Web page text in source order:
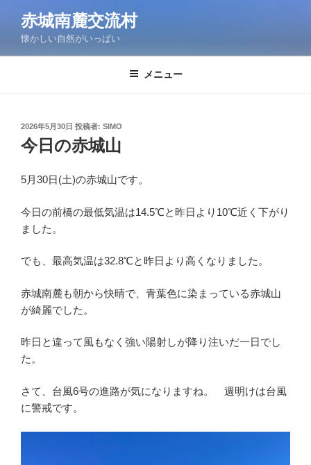
ン
赤城南麓交流村
懐かしい自然がいっぱい
メニュー
投
稿
日:
2026年5月30日 投稿者: SIMO
今日の赤城山
5月30日(土)の赤城山です。
今日の前橋の最低気温は14.5℃と昨日より10℃近く下がり
ました。
でも、最高気温は32.8℃と昨日より高くなりました。
赤城南麓も朝から快晴で、青葉色に染まっている赤城山
が綺麗でした。
昨日と違って風もなく強い陽射しが降り注いだ一日でし
た。
さて、台風6号の進路が気になりますね。 週明けは台風
に警戒です。